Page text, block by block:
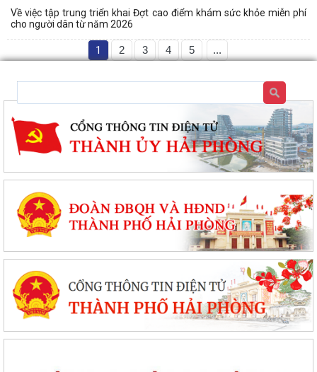
Về việc tập trung triển khai Đợt cao điểm khám sức khỏe miễn phí
cho người dân từ năm 2026
1 2 3 4 5 ...